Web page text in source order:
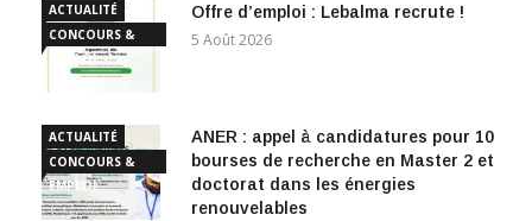
ACTUALITÉ
CONCOURS &
EMPLOI
Offre d’emploi : Lebalma recrute !
5 Août 2026
ACTUALITÉ
CONCOURS &
EMPLOI
ANER : appel à candidatures pour 10
bourses de recherche en Master 2 et
doctorat dans les énergies
renouvelables